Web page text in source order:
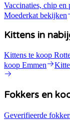
Vaccinaties, chip en
Moederkat bekijken
Kittens in
Kittens te koop
koop Emmen
Fokkers en
Geverifieerde